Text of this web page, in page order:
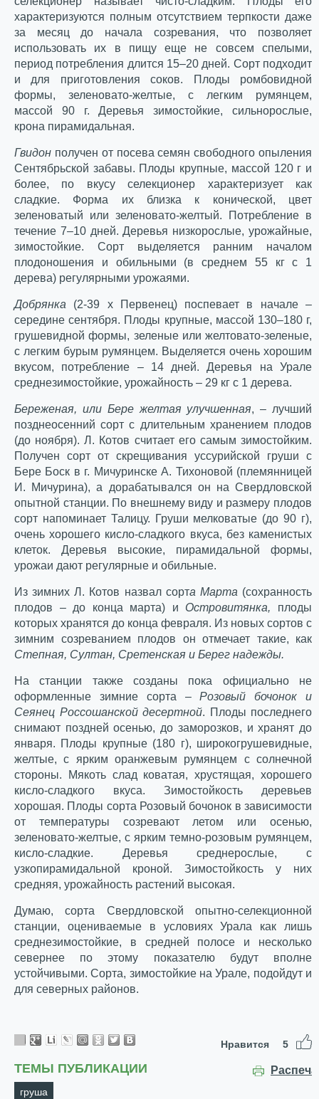
характеризуются полным отсутствием терпкости даже
за месяц до начала созревания, что позволяет
использовать их в пищу еще не совсем спелыми,
период потребления длится 15–20 дней. Сорт подходит
и для приготовления соков. Плоды ромбовидной
формы, зеленовато-желтые, с легким румянцем,
массой 90 г. Деревья зимостойкие, сильнорослые,
крона пирамидальная.
Гвидон получен от посева семян свободного опыления
Сентябрьской забавы. Плоды крупные, массой 120 г и
более, по вкусу селекционер характеризует как
сладкие. Форма их близка к конической, цвет
зеленоватый или зеленовато-желтый. Потребление в
течение 7–10 дней. Деревья низкорослые, урожайные,
зимостойкие. Сорт выделяется ранним началом
плодоношения и обильными (в среднем 55 кг с 1
дерева) регулярными урожаями.
Добрянка (2-39 х Первенец) поспевает в начале –
середине сентября. Плоды крупные, массой 130–180 г,
грушевидной формы, зеленые или желтовато-зеленые,
с легким бурым румянцем. Выделяется очень хорошим
вкусом, потребление – 14 дней. Деревья на Урале
среднезимостойкие, урожайность – 29 кг с 1 дерева.
Береженая, или Бере желтая улучшенная, – лучший
позднеосенний сорт с длительным хранением плодов
(до ноября). Л. Котов считает его самым зимостойким.
Получен сорт от скрещивания уссурийской груши с
Бере Боск в г. Мичуринске А. Тихоновой (племянницей
И. Мичурина), а дорабатывался он на Свердловской
опытной станции. По внешнему виду и размеру плодов
сорт напоминает Талицу. Груши мелковатые (до 90 г),
очень хорошего кисло-сладкого вкуса, без каменистых
клеток. Деревья высокие, пирамидальной формы,
урожаи дают регулярные и обильные.
Из зимних Л. Котов назвал сорта Марта (сохранность
плодов – до конца марта) и Островитянка, плоды
которых хранятся до конца февраля. Из новых сортов с
зимним созреванием плодов он отмечает такие, как
Степная, Султан, Сретенская и Берег надежды.
На станции также созданы пока официально не
оформленные зимние сорта –Розовый бочонок и
Сеянец Россошанской десертной. Плоды последнего
снимают поздней осенью, до заморозков, и хранят до
января. Плоды крупные (180 г), широкогрушевидные,
желтые, с ярким оранжевым румянцем с солнечной
стороны. Мякоть слад коватая, хрустящая, хорошего
кисло-сладкого вкуса. Зимостойкость деревьев
хорошая. Плоды сорта Розовый бочонок в зависимости
от температуры созревают летом или осенью,
зеленовато-желтые, с ярким темно-розовым румянцем,
кисло-сладкие. Деревья среднерослые, с
узкопирамидальной кроной. Зимостойкость у них
средняя, урожайность растений высокая.
Думаю, сорта Свердловской опытно-селекционной
станции, оцениваемые в условиях Урала как лишь
среднезимостойкие, в средней полосе и несколько
севернее по этому показателю будут вполне
устойчивыми. Сорта, зимостойкие на Урале, подойдут и
для северных районов.
Нравится 5
ТЕМЫ ПУБЛИКАЦИИ
груша